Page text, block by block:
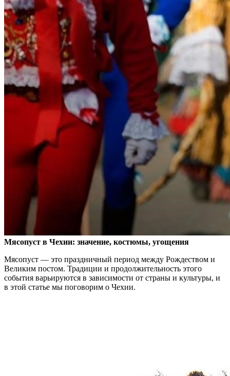
Мясопуст в Чехии: значение, костюмы, угощения
Мясопуст — это праздничный период между Рождеством и
Великим постом. Традиции и продолжительность этого
события варьируются в зависимости от страны и культуры, и
в этой статье мы поговорим о Чехии.